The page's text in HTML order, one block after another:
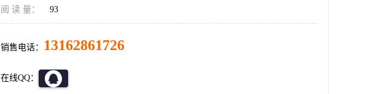
阅 读 量： 93
销售电话： 13162861726
在线QQ：